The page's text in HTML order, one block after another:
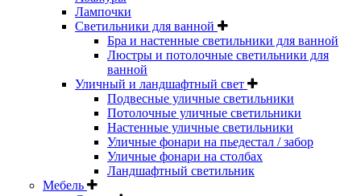
Лампочки
Светильники для ванной
Бра и настенные светильники для ванной
Люстры и потолочные светильники для
ванной
Уличный и ландшафтный свет
Подвесные уличные светильники
Потолочные уличные светильники
Настенные уличные светильники
Уличные фонари на пьедестал / забор
Уличные фонари на столбах
Ландшафтный светильник
Мебель